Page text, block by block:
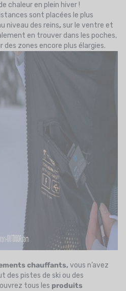
chaleur en plein hiver !
sont placées le plus
niveau des reins, sur le ventre et
en trouver dans les poches,
des zones encore plus élargies.
chauffants, vous n’avez
des pistes de ski ou des
tous les produits